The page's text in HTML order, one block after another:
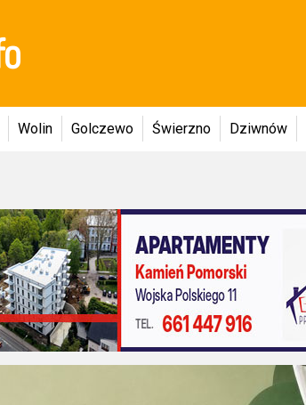
Wolin Golczewo Świerzno Dziwnów